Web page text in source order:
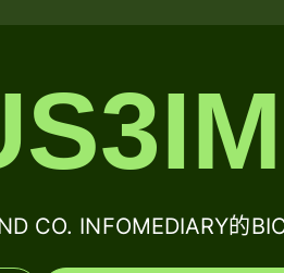
CO. INFOMEDIARY的